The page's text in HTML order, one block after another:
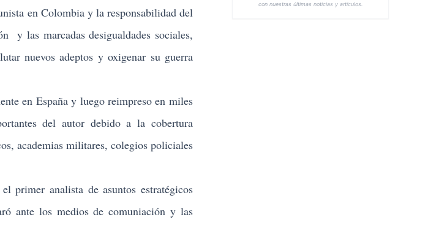
en Colombia y la responsabilidad del
y las marcadas desigualdades sociales,
nuevos adeptos y oxigenar su guerra
en España y luego reimpreso en miles
del autor debido a la cobertura
academias militares, colegios policiales
analista de asuntos estratégicos
ante los medios de comuniación y las
con nuestras últimas noticias y artículos.